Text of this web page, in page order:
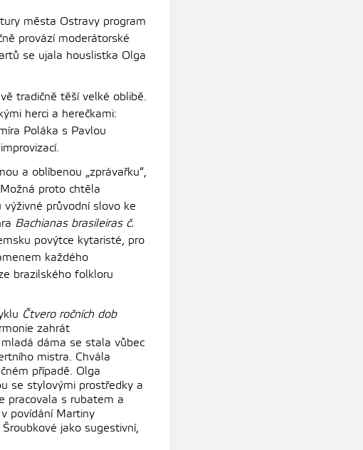
města Ostravy program
provází moderátorské
se ujala houslistka Olga
tradičně těší velké oblibě.
herci a herečkami:
Poláka s Pavlou
a oblíbenou „zprávařku“,
proto chtěla
průvodní slovo ke
Bachianas brasileiras č.
povýtce kytaristé, pro
každého
brazilského folkloru
Čtvero ročních dob
zahrát
dáma se stala vůbec
mistra. Chvála
případě. Olga
se stylovými prostředky a
pracovala s rubatem a
povídání Martiny
jako sugestivní,